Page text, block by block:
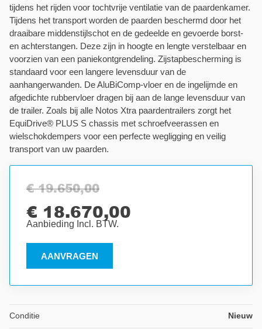
tijdens het rijden voor tochtvrije ventilatie van de paardenkamer.
Tijdens het transport worden de paarden beschermd door het
draaibare middenstijlschot en de gedeelde en gevoerde borst-
en achterstangen. Deze zijn in hoogte en lengte verstelbaar en
voorzien van een paniekontgrendeling. Zijstapbescherming is
standaard voor een langere levensduur van de
aanhangerwanden. De AluBiComp-vloer en de ingelijmde en
afgedichte rubbervloer dragen bij aan de lange levensduur van
de trailer. Zoals bij alle Notos Xtra paardentrailers zorgt het
EquiDrive® PLUS S chassis met schroefveerassen en
wielschokdempers voor een perfecte wegligging en veilig
transport van uw paarden.
AANVRAGEN
€ 19.650,00
€ 18.670,00
Aanbieding Incl. BTW.
Conditie Nieuw